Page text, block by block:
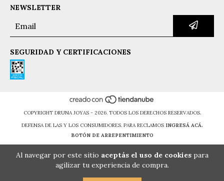
Al navegar por este sitio aceptás el uso de cookiespara
agilizar tu experiencia de compra.
NEWSLETTER
SEGURIDAD Y CERTIFICACIONES
COPYRIGHT DRUNA JOYAS - 2026. TODOS LOS DERECHOS RESERVADOS.
DEFENSA DE LAS Y LOS CONSUMIDORES. PARA RECLAMOS INGRESÁ ACÁ.
BOTÓN DE ARREPENTIMIENTO